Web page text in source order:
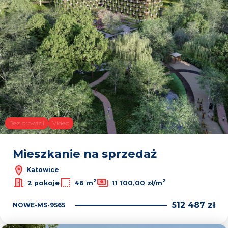
30
Leaflet|© OpenMapTiles© OpenStreetMap contributors
Bez prowizji Video
Mieszkanie na sprzedaż
Katowice
2 pokoje
46 m2 11 100,00 zł/m2
NOWE-MS-9565 512 487 zł